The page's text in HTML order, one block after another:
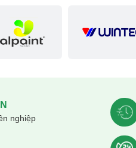
nghiệp